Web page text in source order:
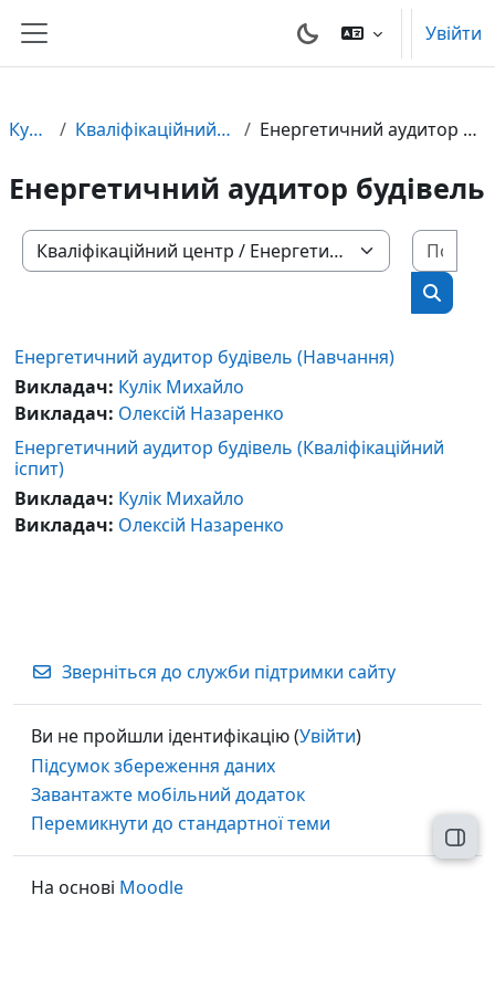
Бокова панель
Увійти
Курси Кваліфікаційний центр Енергетичний аудитор будівель
Енергетичний аудитор будівель
Категорії курсів
Пошук
Енергетичний аудитор будівель (Навчання)
Викладач: Кулік Михайло
Викладач: Олексій Назаренко
Енергетичний аудитор будівель (Кваліфікаційний
іспит)
Викладач: Кулік Михайло
Викладач: Олексій Назаренко
Зверніться до служби підтримки сайту
Ви не пройшли ідентифікацію (Увійти)
Підсумок збереження даних
Завантажте мобільний додаток
Перемикнути до стандартної теми
На основі Moodle